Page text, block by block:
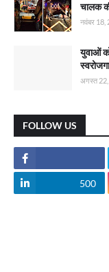
चालक
नवंबर 18,
युवाओं
अगस्त
FOLLOW US
500